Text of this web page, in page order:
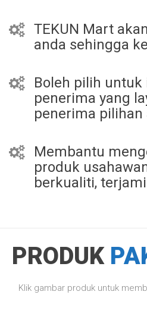
TEKUN Mart
anda sehingga
Boleh pilih untuk
penerima yang
penerima pilihan
Membantu
produk
berkualiti,
PRODUK
Klik gambar produk untuk